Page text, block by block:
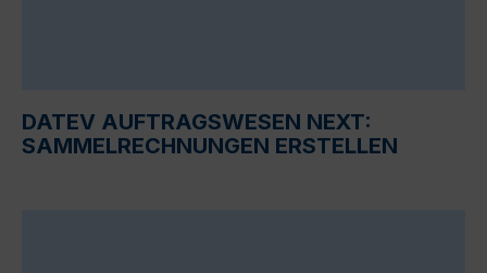
DATEV AUFTRAGSWESEN NEXT:
SAMMELRECHNUNGEN ERSTELLEN